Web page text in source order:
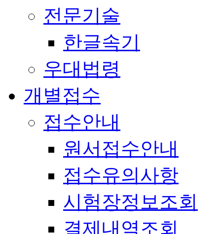
전문기술
한글속기
우대법령
개별접수
접수안내
원서접수안내
접수유의사항
시험장정보조회
결제내역조회